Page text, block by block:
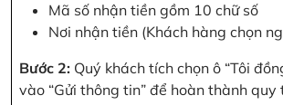
Mã số nhận tiền gồm 10 chữ số
Nơi nhận tiền (Khách hàng chọn
Bước 2: Quý khách tích chọn ô “Tôi
vào “Gửi thông tin” để hoàn thành